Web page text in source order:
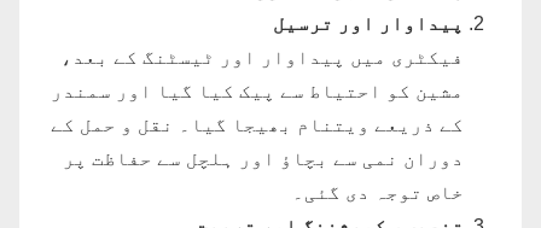
پیداوار اور ترسیل
فیکٹری میں پیداوار اور ٹیسٹنگ کے بعد،
مشین کو احتیاط سے پیک کیا گیا اور سمندر
کے ذریعے ویتنام بھیجا گیا۔ نقل و حمل کے
دوران نمی سے بچاؤ اور ہلچل سے حفاظت پر
خاص توجہ دی گئی۔